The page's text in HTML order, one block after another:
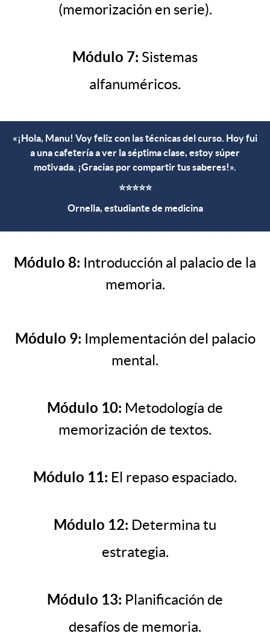
(memorización en serie).
Módulo 7: Sistemas
alfanuméricos.
«¡Hola, Manu! Voy feliz con las técnicas del curso. Hoy fui
a una cafetería a ver la séptima clase, estoy súper
motivada. ¡Gracias por compartir tus saberes!».
⭐⭐⭐⭐⭐
Ornella, estudiante de medicina
Módulo 8: Introducción al palacio de la
memoria.
Módulo 9: Implementación del palacio
mental.
Módulo 10: Metodología de
memorización de textos.
Módulo 11: El repaso espaciado.
Módulo 12: Determina tu
estrategia.
Módulo 13: Planificación de
desafíos de memoria.